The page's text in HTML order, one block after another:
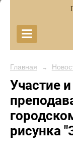
Главная →
Участие
рисунка